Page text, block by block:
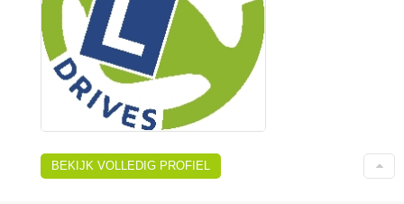
BEKIJK VOLLEDIG PROFIEL